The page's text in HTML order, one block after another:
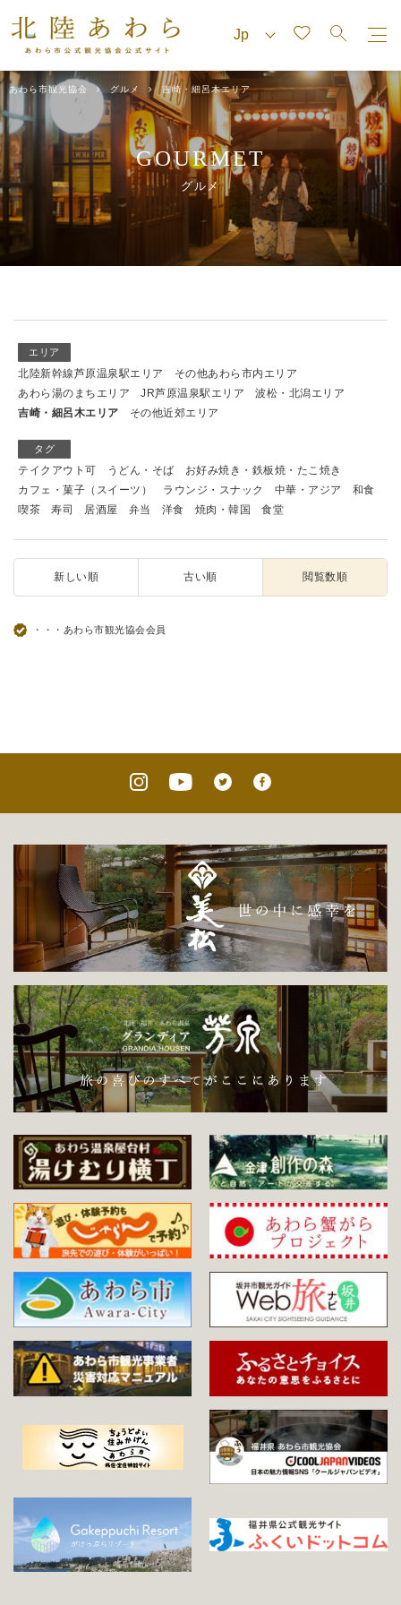
あわら市観光協会 グルメ 吉崎・細呂木エリア
GOURMET
グルメ
エリア
北陸新幹線芦原温泉駅エリア
その他あわら市内エリア
あわら湯のまちエリア
JR芦原温泉駅エリア
波松・北潟エリア
吉崎・細呂木エリア
その他近郊エリア
タグ
テイクアウト可 うどん・そば
お好み焼き・鉄板焼・たこ焼き
カフェ・菓子（スイーツ）
ラウンジ・スナック 中華・アジア
和食
喫茶
寿司 居酒屋 弁当 洋食 焼肉・韓国 食堂
新しい順 古い順 閲覧数順
・・・あわら市観光協会会員